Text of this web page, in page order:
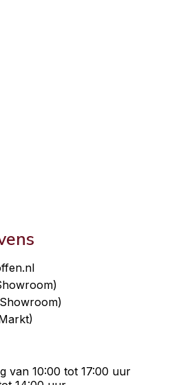
van 10:00 tot 17:00 uur